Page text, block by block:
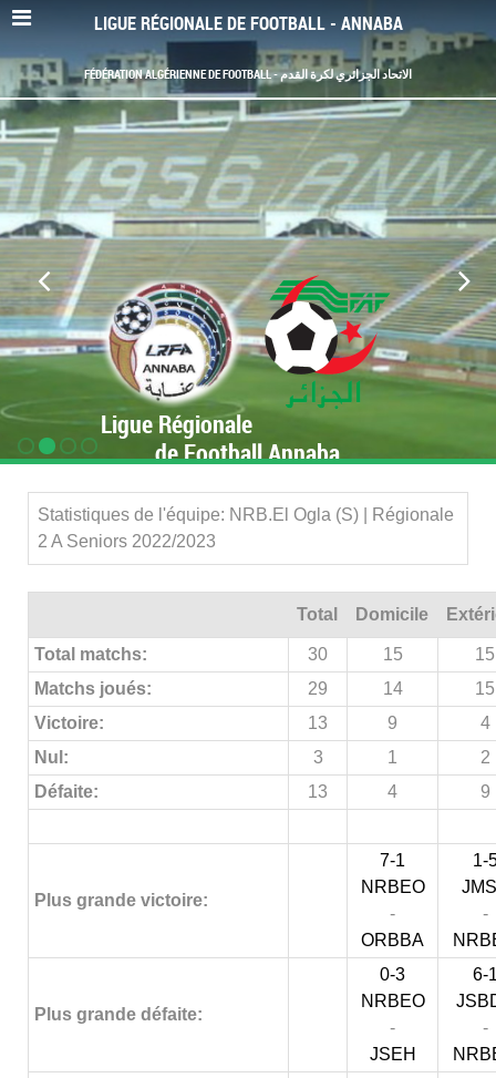
LIGUE RÉGIONALE DE FOOTBALL - ANNABA
FÉDÉRATION ALGÉRIENNE DE FOOTBALL - الاتحاد الجزائري لكرة القدم
Ligue Régionale
de Football Annaba
Statistiques de l'équipe: NRB.El Ogla (S) | Régionale
2 A Seniors 2022/2023
Total Domicile
Total matchs: 30 15
15
Matchs joués:
29 14
15
Victoire:
13 9
4
Nul:
3 1
2
Défaite:
13 4 9
Plus grande victoire:
7-1
NRBEO
-
ORBBA
1-
-
Plus grande défaite:
0-3
NRBEO
-
JSEH
6-
-